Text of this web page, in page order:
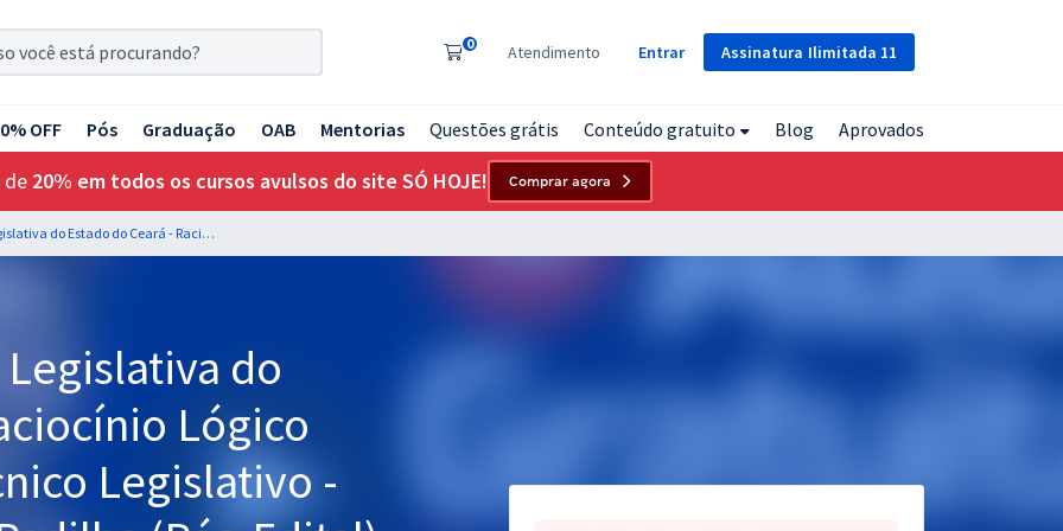
Assinatura Ilimitada 11
0 Atendimento Entrar
OFF Pós Graduação OAB Mentorias Questões grátis Conteúdo gratuito Blog Aprovados
de 20% em todos os cursos avulsos do site SÓ HOJE! Comprar agora
ALECE - Assembleia Legislativa do Estado do Ceará - Raciocínio Lógico para o Cargo 30: Técnico Legislativo - Professor: Josimar Padilha (Pós-Edital)
Legislativa do
Lógico
Legislativo -